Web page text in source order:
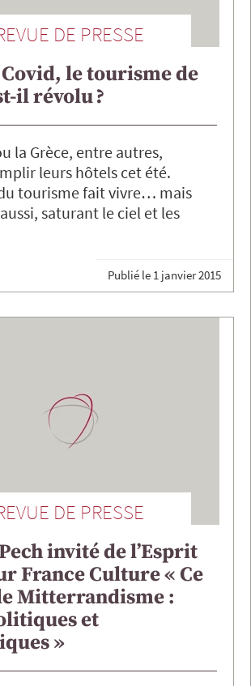
DE PRESSE
le tourisme de
il révolu ?
la Grèce, entre autres,
leurs hôtels cet été.
tourisme fait vivre… mais
saturant le ciel et les
Publié le 1 janvier 2015
DE PRESSE
invité de l’Esprit
France Culture « Ce
le Mitterrandisme :
et
»